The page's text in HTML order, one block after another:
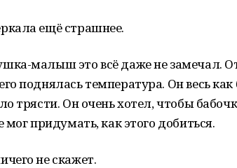
ещё страшнее.
малыш это всё даже не замечал.
поднялась температура. Он весь как
трясти. Он очень хотел, чтобы
мог придумать, как этого добиться.
не скажет.